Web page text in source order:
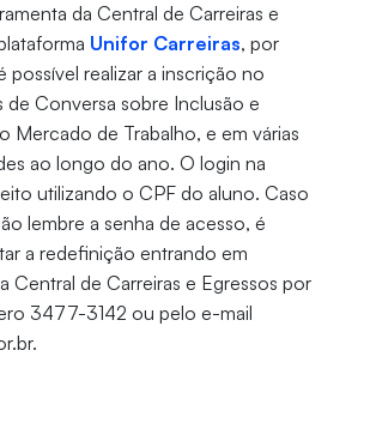
da Central de Carreiras e
Unifor Carreiras, por
possível realizar a inscrição no
de Conversa sobre Inclusão e
Mercado de Trabalho, e em várias
ao longo do ano. O login na
utilizando o CPF do aluno. Caso
lembre a senha de acesso, é
a redefinição entrando em
Central de Carreiras e Egressos por
3477-3142 ou pelo e-mail